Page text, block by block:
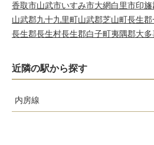
香取市山武市いすみ市大網白里市印
山武郡九十九里町山武郡芝山町長生
長生郡長生村長生郡白子町夷隅郡大多
近隣の駅から探す
内房線